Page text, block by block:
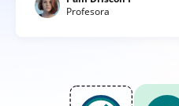
Profesora